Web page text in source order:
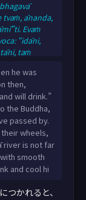
tvaṁ, ānanda,
Evaṁ
“idāni,
taṁ
sātodakā
bhagavā
Dutiyampi
he was
then,
will drink.”
the Buddha,
passed by.
wheels,
river is not far
smooth
and cool hi
つかれると、